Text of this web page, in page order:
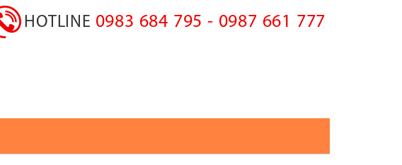
HOTLINE 0983 684 795 - 0987 661 777